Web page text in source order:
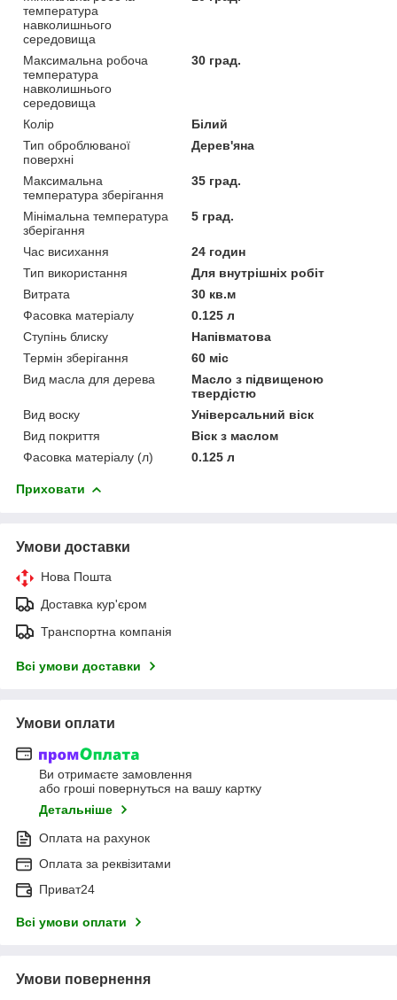
температура
навколишнього
середовища
Максимальна робоча
температура
навколишнього
середовища
30 град.
Колір
Білий
Тип оброблюваної
поверхні
Дерев'яна
Максимальна
температура зберігання
35 град.
Мінімальна температура
зберігання
5 град.
Час висихання
24 годин
Тип використання
Для внутрішніх робіт
Витрата
30 кв.м
Фасовка матеріалу
0.125 л
Ступінь блиску
Напівматова
Термін зберігання
60 міс
Вид масла для дерева
Масло з підвищеною
твердістю
Вид воску
Універсальний віск
Вид покриття
Віск з маслом
Фасовка матеріалу (л)
0.125 л
Приховати
Умови доставки
Нова Пошта
Доставка кур'єром
Транспортна компанія
Всі умови доставки
Умови оплати
Ви отримаєте замовлення
або гроші повернуться на вашу картку
Детальніше
Оплата на рахунок
Оплата за реквізитами
Приват24
Всі умови оплати
Умови повернення